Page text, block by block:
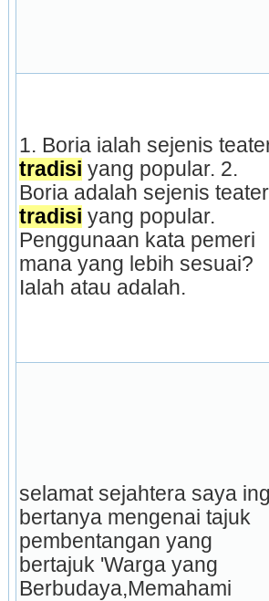
tradisi yang popular. 2.
Boria adalah sejenis teater
tradisi yang popular.
Penggunaan kata pemeri
mana yang lebih sesuai?
Ialah atau adalah.
selamat sejahtera saya
bertanya mengenai tajuk
pembentangan yang
bertajuk 'Warga yang